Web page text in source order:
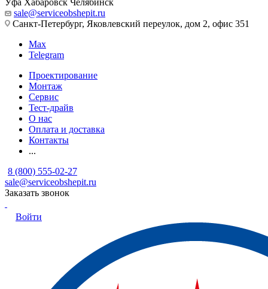
Уфа Хабаровск Челябинск
sale@serviceobshepit.ru
Санкт-Петербург, Яковлевский переулок, дом 2, офис 351
Max
Telegram
Проектирование
Монтаж
Сервис
Тест-драйв
О нас
Оплата и доставка
Контакты
...
8 (800) 555-02-27
sale@serviceobshepit.ru
Заказать звонок
Войти